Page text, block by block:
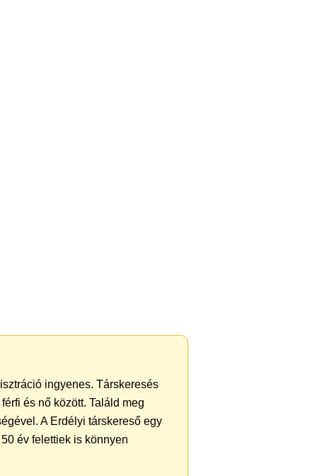
ingyenes. Társkeresés
és nő között. Találd meg
A Erdélyi társkereső egy
év felettiek is könnyen